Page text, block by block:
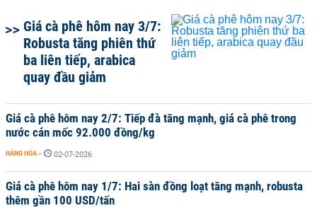
Giá cà phê hôm nay 3/7:
Robusta tăng phiên thứ
ba liên tiếp, arabica
quay đầu giảm
Giá cà phê hôm nay 2/7: Tiếp đà tăng mạnh, giá cà phê trong
nước cán mốc 92.000 đồng/kg
HÀNG HÓA - 02-07-2026
Giá cà phê hôm nay 1/7: Hai sàn đồng loạt tăng mạnh, robusta
thêm gần 100 USD/tấn